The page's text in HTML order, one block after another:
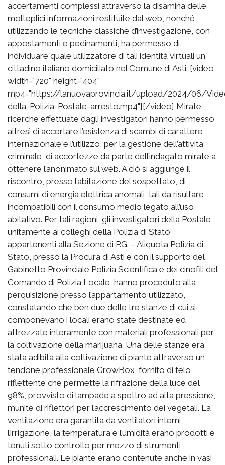
accertamenti complessi attraverso la disamina delle
molteplici informazioni restituite dal web, nonché
utilizzando le tecniche classiche d’investigazione, con
appostamenti e pedinamenti, ha permesso di
individuare quale utilizzatore di tali identità virtuali un
cittadino italiano domiciliato nel Comune di Asti. [video
width="720" height="404"
mp4="https://lanuovaprovincia.it/upload/2024/06/
della-Polizia-Postale-arresto.mp4"][/video] Mirate
ricerche effettuate dagli investigatori hanno permesso
altresì di accertare l’esistenza di scambi di carattere
internazionale e l’utilizzo, per la gestione dell’attività
criminale, di accortezze da parte dell’indagato mirate a
ottenere l’anonimato sul web. A ciò si aggiunge il
riscontro, presso l’abitazione del sospettato, di
consumi di energia elettrica anomali, tali da risultare
incompatibili con il consumo medio legato all’uso
abitativo. Per tali ragioni, gli investigatori della Postale,
unitamente ai colleghi della Polizia di Stato
appartenenti alla Sezione di P.G. – Aliquota Polizia di
Stato, presso la Procura di Asti e con il supporto del
Gabinetto Provinciale Polizia Scientifica e dei cinofili del
Comando di Polizia Locale, hanno proceduto alla
perquisizione presso l’appartamento utilizzato,
constatando che ben due delle tre stanze di cui si
componevano i locali erano state destinate ed
attrezzate interamente con materiali professionali per
la coltivazione della marijuana. Una delle stanze era
stata adibita alla coltivazione di piante attraverso un
tendone professionale GrowBox, fornito di telo
riflettente che permette la rifrazione della luce del
98%, provvisto di lampade a spettro ad alta pressione,
munite di riflettori per l’accrescimento dei vegetali. La
ventilazione era garantita da ventilatori interni,
l’irrigazione, la temperatura e l’umidità erano prodotti e
tenuti sotto controllo per mezzo di strumenti
professionali. Le piante erano contenute anche in vasi